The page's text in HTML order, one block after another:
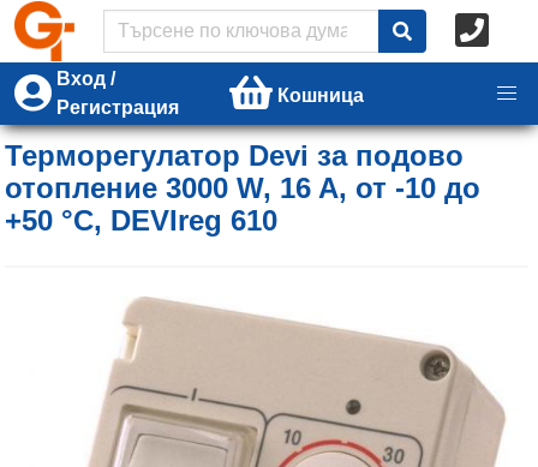
Вход /
Регистрация
Кошница
Терморегулатор Devi за подово
отопление 3000 W, 16 A, от -10 до
+50 °C, DEVIreg 610